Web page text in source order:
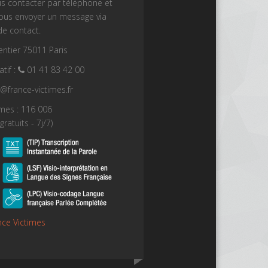
contacter par téléphone et
envoyer un message via
contact.
75011 Paris
:
01 41 83 42 00
victimes.fr
: 116 006
- 7j/7)
Victimes